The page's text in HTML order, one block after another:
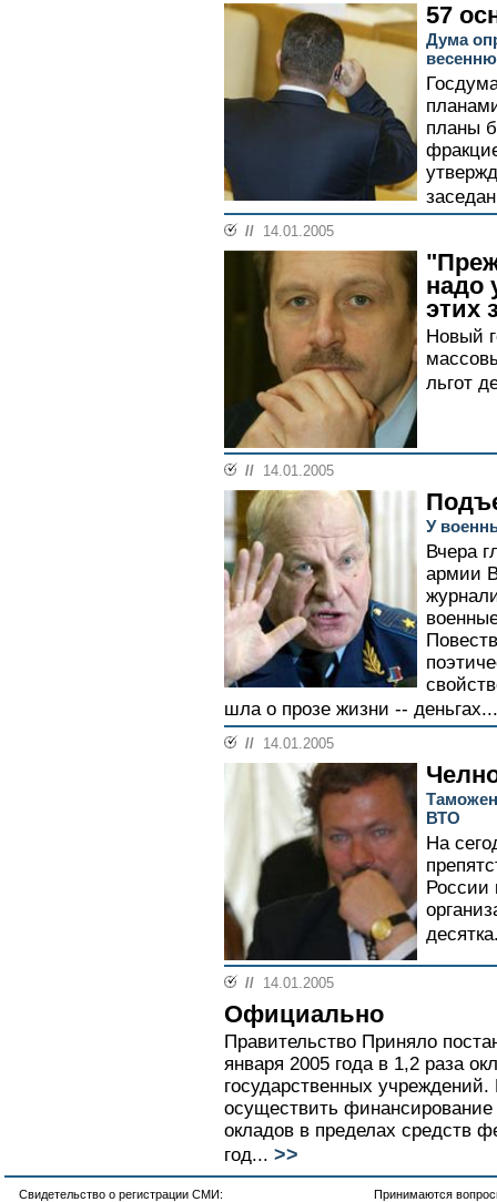
57
Дума
планы
// 14.01.2005
надо
этих
Новый
льгот
// 14.01.2005
У
Вчера
армии
шла о прозе жизни -- деньгах...
// 14.01.2005
ВТО
На
России
// 14.01.2005
Официально
Правительство Приняло
января 2005 года в 1,2 раза
государственных
осуществить
окладов в пределах средств
год... >>
Свидетельство о регистрации СМИ:
Принимаются